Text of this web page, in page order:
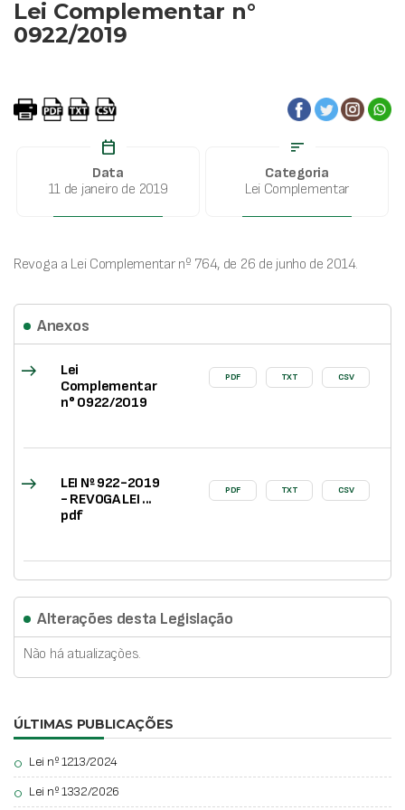
Lei Complementar n°
0922/2019
calendar_today
Data
11 de janeiro de 2019
sort
Categoria
Lei Complementar
Revoga a Lei Complementar nº 764, de 26 de junho de 2014.
Anexos
east
Lei
Complementar
n° 0922/2019
PDF TXT CSV
east
LEI Nº 922-2019
- REVOGA LEI ...
pdf
PDF TXT CSV
Alterações desta Legislação
Não há atualizações.
ÚLTIMAS PUBLICAÇÕES
circle Lei nº 1213/2024
circle Lei nº 1332/2026